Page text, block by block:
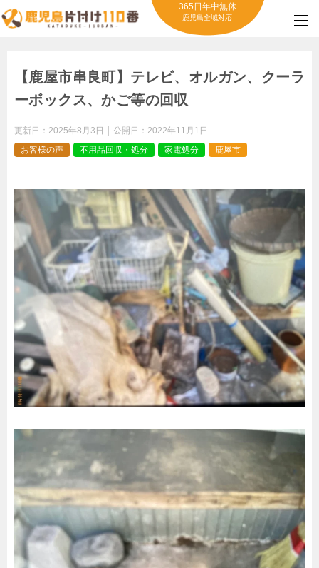
365日年中無休
鹿児島全域対応
【鹿屋市串良町】テレビ、オルガン、クーラ
ーボックス、かご等の回収
更新日： 2025年8月3日 公開日： 2022年11月1日
お客様の声
不用品回収・処分 家電処分 鹿屋市